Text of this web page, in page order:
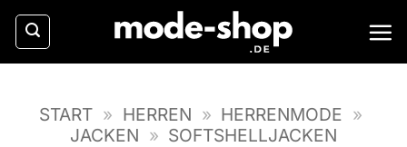
Zum
Inhalt
springen
START » HERREN » HERRENMODE »
JACKEN » SOFTSHELLJACKEN